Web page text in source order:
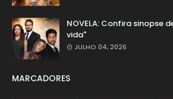
NOVELA: Confira sinopse
vida"
JULHO 04, 2026
MARCADORES